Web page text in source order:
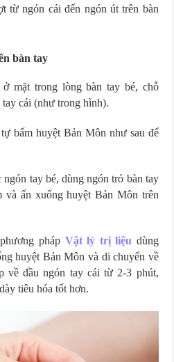
từ ngón cái đến ngón út trên bàn
bàn tay
mặt trong lòng bàn tay bé, chỗ
cái (như trong hình).
bấm huyệt Bản Môn như sau để
ngón tay bé, dùng ngón trỏ bàn tay
và ấn xuống huyệt Bản Môn trên
pháp Vật lý trị liệu dùng
huyệt Bản Môn và di chuyển về
về đầu ngón tay cái từ 2-3 phút,
tiêu hóa tốt hơn.